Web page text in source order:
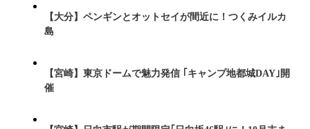
【大分】ペンギンとオットセイが間近に！つくみイルカ
島
【宮崎】東京ドームで魅力発信 ｢キャンプ地都城DAY｣開
催